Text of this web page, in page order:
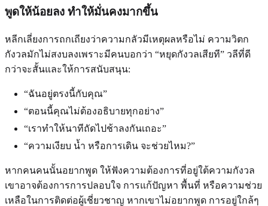
พูดให้น้อยลง ทำให้มั่นคงมากขึ้น
หลีกเลี่ยงการถกเถียงว่าความกลัวมีเหตุผลหรือไม่ ความวิตก
กังวลมักไม่สงบลงเพราะมีคนบอกว่า “หยุดกังวลเสียที” วลีที่ดี
กว่าจะสั้นและให้การสนับสนุน:
“ฉันอยู่ตรงนี้กับคุณ”
“ตอนนี้คุณไม่ต้องอธิบายทุกอย่าง”
“เราทำให้นาทีถัดไปช้าลงกันเถอะ”
“ความเงียบ น้ำ หรือการเดิน จะช่วยไหม?”
หากคนคนนั้นอยากพูด ให้ฟังความต้องการที่อยู่ใต้ความกังวล
เขาอาจต้องการการปลอบใจ การแก้ปัญหา พื้นที่ หรือความช่วย
เหลือในการติดต่อผู้เชี่ยวชาญ หากเขาไม่อยากพูด การอยู่ใกล้ๆ